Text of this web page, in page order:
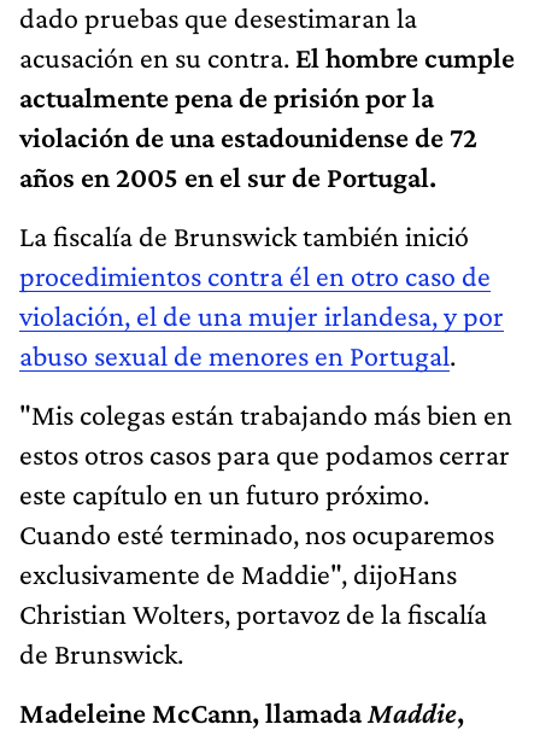
dado pruebas que desestimaran la
acusación en su contra. El hombre cumple
actualmente pena de prisión por la
violación de una estadounidense de 72
años en 2005 en el sur de Portugal.
La fiscalía de Brunswick también inició
procedimientos contra él en otro caso de
violación, el de una mujer irlandesa, y por
abuso sexual de menores en Portugal.
"Mis colegas están trabajando más bien en
estos otros casos para que podamos cerrar
este capítulo en un futuro próximo.
Cuando esté terminado, nos ocuparemos
exclusivamente de Maddie", dijoHans
Christian Wolters, portavoz de la fiscalía
de Brunswick.
Madeleine McCann, llamadaMaddie,